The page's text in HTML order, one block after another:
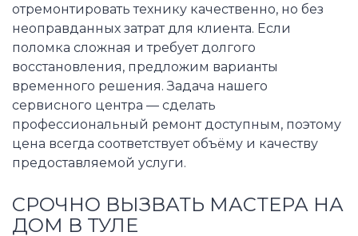
отремонтировать технику качественно, но без
неоправданных затрат для клиента. Если
поломка сложная и требует долгого
восстановления, предложим варианты
временного решения. Задача нашего
сервисного центра — сделать
профессиональный ремонт доступным, поэтому
цена всегда соответствует объёму и качеству
предоставляемой услуги.
СРОЧНО ВЫЗВАТЬ МАСТЕРА НА
ДОМ В ТУЛЕ